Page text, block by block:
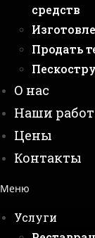
средств
Продать
О нас
Наши
Цены
Контакты
Меню
Услуги